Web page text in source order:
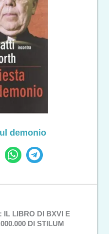
demonio
IL LIBRO DI BXVI E
DI STILUM